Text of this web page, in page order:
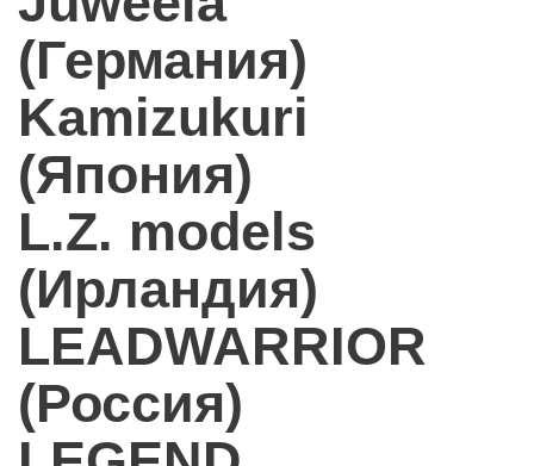
(Германия)
Kamizukuri
(Япония)
L.Z. models
(Ирландия)
LEADWARRIOR
(Россия)